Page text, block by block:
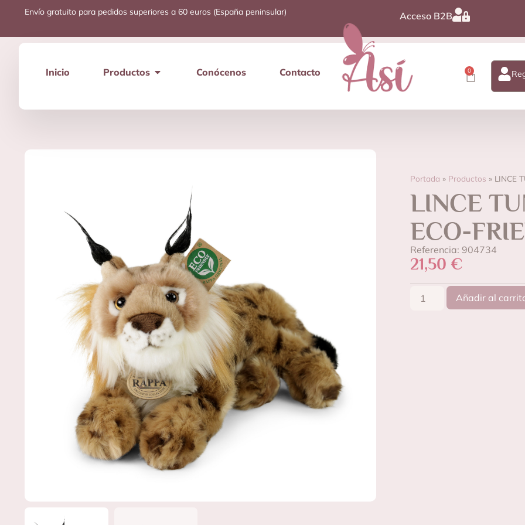
Envío gratuito para pedidos superiores a 60 euros (España peninsular) Acceso B2B
Inicio Productos Conócenos Contacto 0
Portada » Productos » LINCE
LINCE
ECO-
Referencia: 904734
21,50 €
Añadir al